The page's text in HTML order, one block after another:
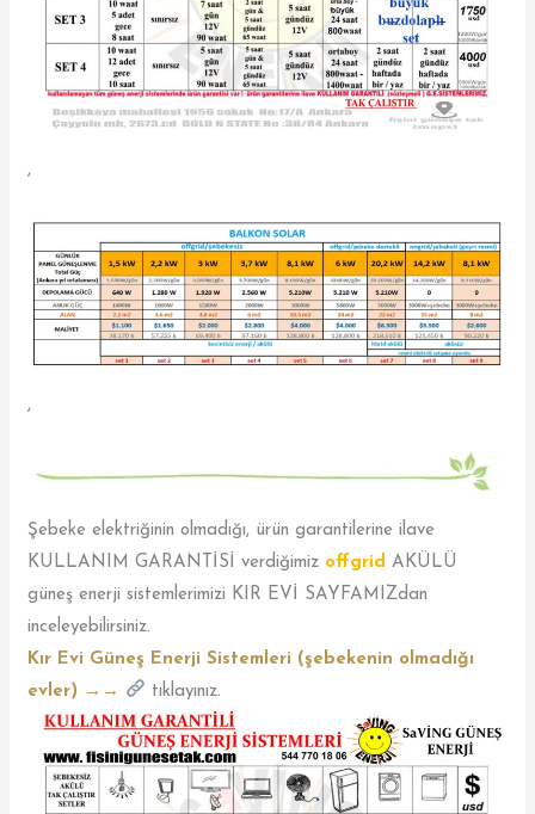
,
,
Şebeke elektriğinin olmadığı, ürün garantilerine ilave
KULLANIM GARANTİSİ verdiğimiz offgrid AKÜLÜ
güneş enerji sistemlerimizi KIR EVİ SAYFAMIZdan
inceleyebilirsiniz.
Kır Evi Güneş Enerji Sistemleri (şebekenin olmadığı
evler) →→
tıklayınız.